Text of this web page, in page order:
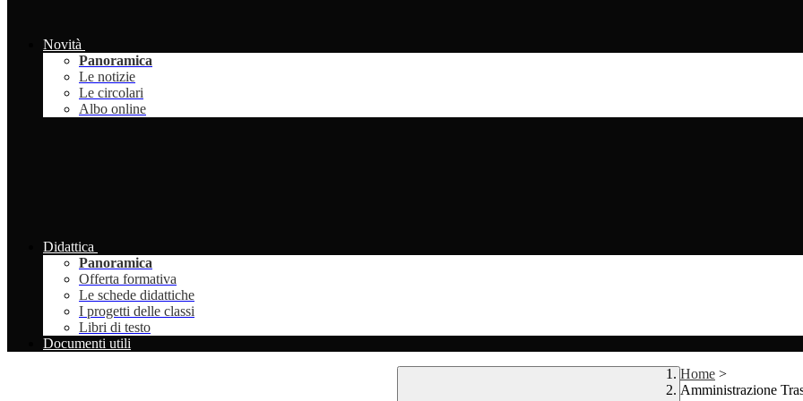
Novità
Panoramica
Le notizie
Le circolari
Albo online
Didattica
Panoramica
Offerta formativa
Le schede didattiche
I progetti delle classi
Libri di testo
Documenti utili
Home >
Amministrazione